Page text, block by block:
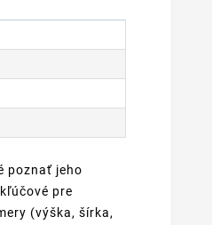
poznať jeho
pre
(výška, šírka,